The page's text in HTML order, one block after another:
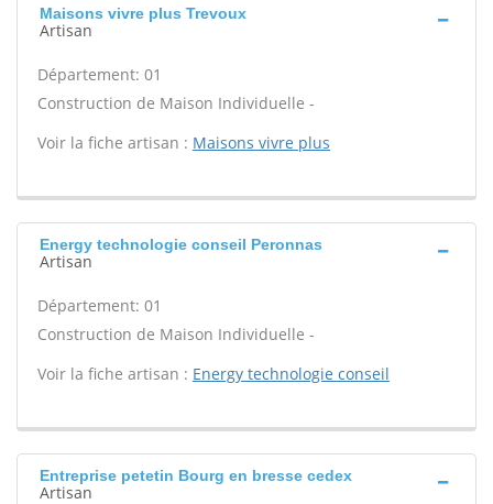
Maisons vivre plus Trevoux
Artisan
Département: 01
Construction de Maison Individuelle -
Voir la fiche artisan : Maisons vivre plus
Energy technologie conseil Peronnas
Artisan
Département: 01
Construction de Maison Individuelle -
Voir la fiche artisan : Energy technologie conseil
Entreprise petetin Bourg en bresse cedex
Artisan